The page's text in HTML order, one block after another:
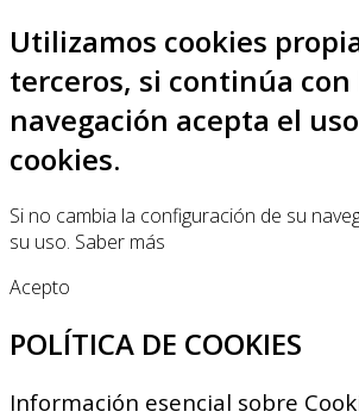
Utilizamos cookies
terceros, si continúa con
navegación acepta el
cookies.
Si no cambia la configuración de su
su uso. Saber más
Acepto
POLÍTICA DE COOKIES
Información esencial sobre